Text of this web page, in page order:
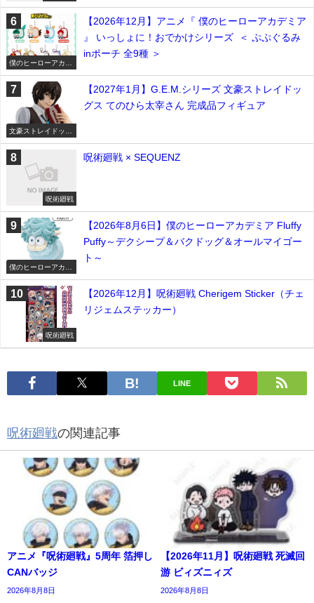
僕のヒーローアカデ
【2026年12月】アニメ『 僕のヒーローアカデミア
』 いっしょに！おでかけシリーズ ＜ ぷぷぐるみ
inポーチ 全9種 ＞
文豪ストレイドッグ
【2027年1月】G.E.M.シリーズ 文豪ストレイドッ
グス てのひら太宰さん 完成品フィギュア
呪術廻戦
呪術廻戦 × SEQUENZ
僕のヒーローアカデ
【2026年8月6日】僕のヒーローアカデミア Fluffy
Puffy～デクシープ＆バクドッグ＆オールマイゴー
ト～
呪術廻戦
【2026年12月】呪術廻戦 Cherigem Sticker（チェ
リジェムステッカー）
LINE
呪術廻戦の関連記事
アニメ『呪術廻戦』5周年 箔押し
CANバッジ
2026年8月8日
【2026年11月】呪術廻戦 死滅回
游 ビィズニィズ
2026年8月8日